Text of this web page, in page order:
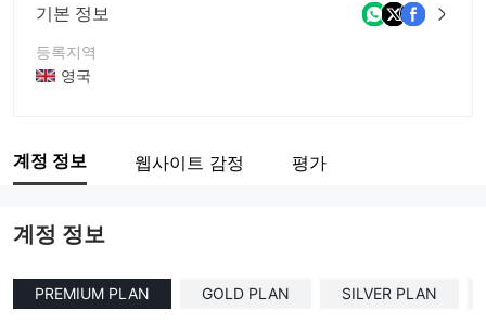
기본 정보
등록지역
영국
회사 전체 이름
계정 정보 웹사이트 감정 평가
계정 정보
PREMIUM PLAN GOLD PLAN SILVER PLAN